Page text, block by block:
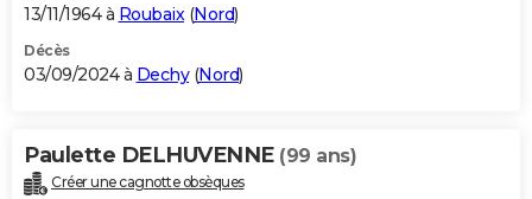
13/11/1964 à Roubaix(Nord)
Décès
03/09/2024 à Dechy(Nord)
Paulette DELHUVENNE (99 ans)
Créer une cagnotte obsèques